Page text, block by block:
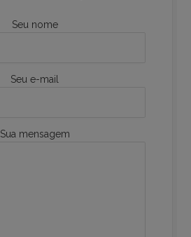
Seu nome
Seu e-mail
Sua mensagem